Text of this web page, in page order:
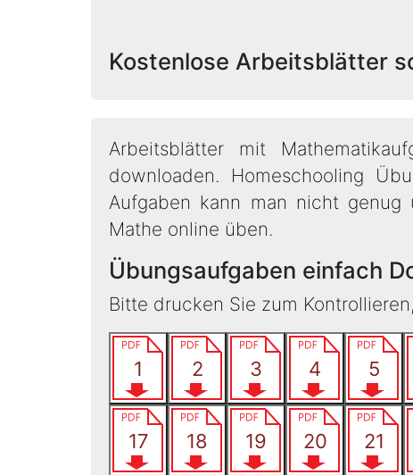
Kostenlose Arbeitsblätter
Arbeitsblätter mit
downloaden. Homeschooling
Aufgaben kann man nicht genug
Mathe online üben.
Übungsaufgaben einfach
Bitte drucken Sie zum Kontrollieren,